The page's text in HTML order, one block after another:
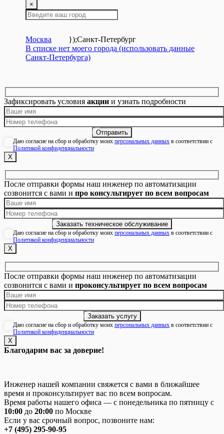
×
Москва });Санкт-Петербург
В списке нет моего города (использовать данные
Санкт-Петербурга)
Зафиксировать условия акции и узнать подробности
Даю согласие на сбор и обработку моих персональных данных в соответствии с
Политикой конфиденциальности
Х
После отправки формы наш инженер по автоматизации
созвонится с вами и про консультирует по всем вопросам
Даю согласие на сбор и обработку моих персональных данных в соответствии с
Политикой конфиденциальности
Х
После отправки формы наш инженер по автоматизации
созвонится с вами и проконсультирует по всем вопросам
Даю согласие на сбор и обработку моих персональных данных в соответствии с
Политикой конфиденциальности
Х
Благодарим вас за доверие!
Инженер нашей компании свяжется с вами в ближайшее
время и проконсультирует вас по всем вопросам.
Время работы нашего офиса — с понедельника по пятницу с
10:00 до 20:00 по Москве
Если у вас срочный вопрос, позвоните нам:
+7 (495) 295-90-95